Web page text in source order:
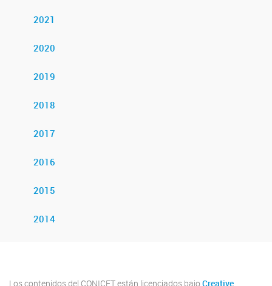
2021
2020
2019
2018
2017
2016
2015
2014
Los contenidos del CONICET están licenciados bajo Creative